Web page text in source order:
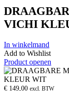
VICHI
In winkelmand
Add to Wishlist
Product openen
€ 149,00 excl. BTW